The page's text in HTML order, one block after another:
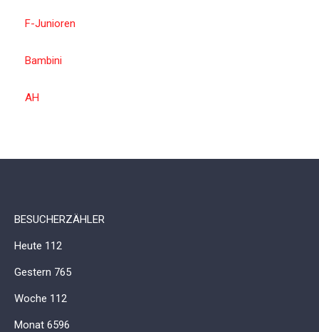
F-Junioren
Bambini
AH
BESUCHERZÄHLER
Heute 112
Gestern 765
Woche 112
Monat 6596